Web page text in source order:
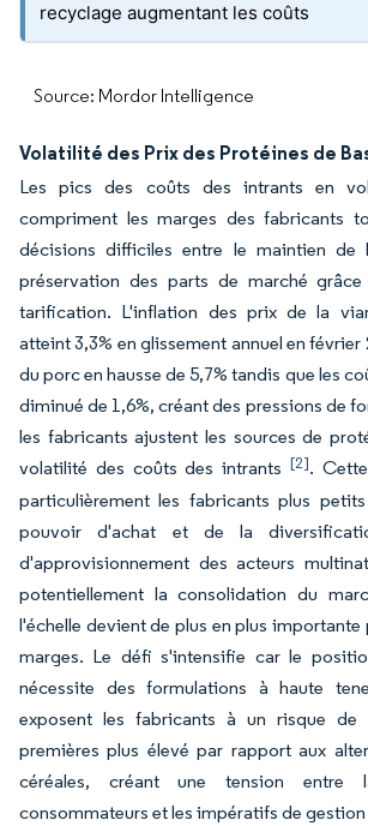
recyclage augmentant les coûts
Source: Mordor Intelligence
Volatilité des Prix des Protéines de
Les pics des coûts des intrants en
compriment les marges des fabricants
décisions difficiles entre le maintien de
préservation des parts de marché
tarification. L'inflation des prix de la
atteint 3,3% en glissement annuel en
du porc en hausse de 5,7% tandis que les
diminué de 1,6%, créant des pressions de
les fabricants ajustent les sources de
volatilité des coûts des intrants [2].
particulièrement les fabricants plus
pouvoir d'achat et de la
d'approvisionnement des acteurs
potentiellement la consolidation du
l'échelle devient de plus en plus importante
marges. Le défi s'intensifie car le
nécessite des formulations à haute
exposent les fabricants à un risque de
premières plus élevé par rapport aux
céréales, créant une tension entre
consommateurs et les impératifs de